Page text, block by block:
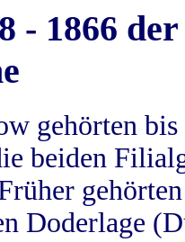
- 1866
gehörten
beiden
Doderlage